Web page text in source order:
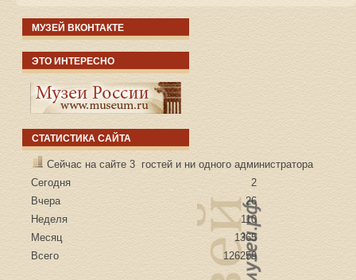
МУЗЕЙ ВКОНТАКТЕ
ЭТО ИНТЕРЕСНО
СТАТИСТИКА САЙТА
Сейчас на сайте 3 гостей и ни одного администратора
Сегодня
2
Вчера
26
Неделя
110
Месяц
1365
Всего
126259